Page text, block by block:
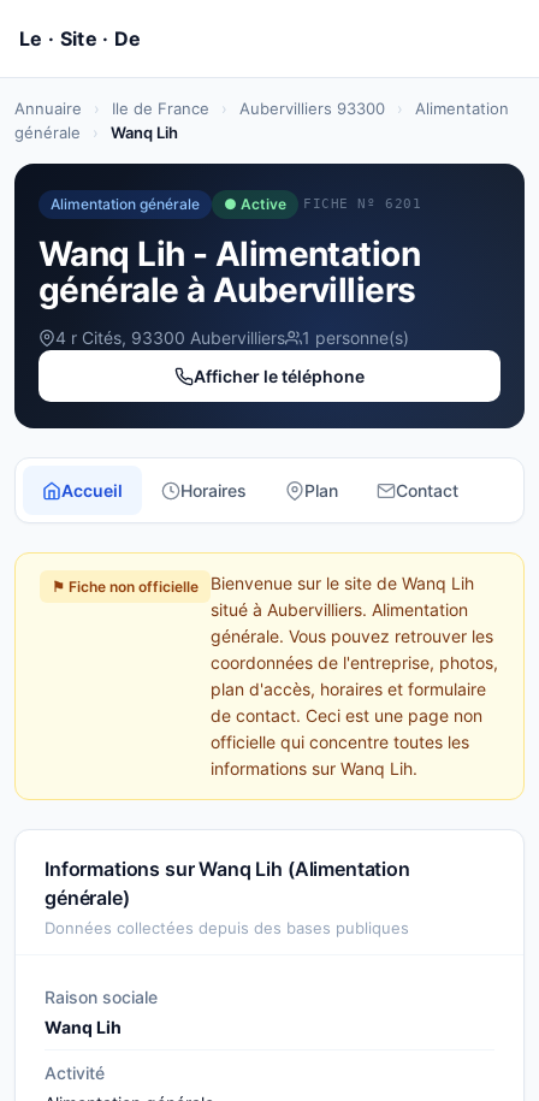
Annuaire › Ile de France › Aubervilliers 93300 ›
Alimentation
générale
› Wanq Lih
Alimentation générale ● Active FICHE Nº 6201
Wanq Lih - Alimentation
générale à Aubervilliers
4 r Cités, 93300 Aubervilliers
1 personne(s)
Afficher le téléphone
Accueil Horaires Plan Contact
⚑ Fiche non officielle
Bienvenue sur le site de Wanq Lih
situé à Aubervilliers. Alimentation
générale. Vous pouvez retrouver les
coordonnées de l'entreprise, photos,
plan d'accès, horaires et formulaire
de contact. Ceci est une page non
officielle qui concentre toutes les
informations sur Wanq Lih.
Informations sur Wanq Lih (Alimentation
générale)
Données collectées depuis des bases publiques
Raison sociale
Wanq Lih
Activité